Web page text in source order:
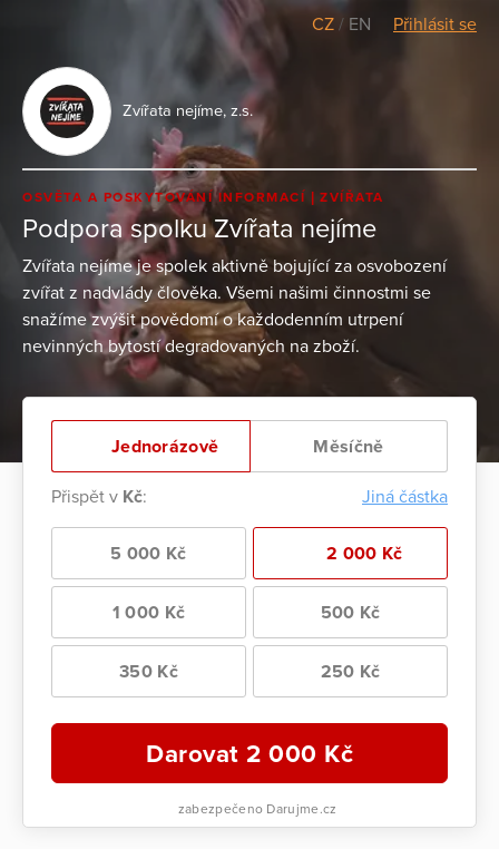
CZ / EN Přihlásit se
Zvířata nejíme, z.s.
OSVĚTA A POSKYTOVÁNÍ INFORMACÍ ZVÍŘATA
Podpora spolku Zvířata nejíme
Zvířata nejíme je spolek aktivně bojující za osvobození
zvířat z nadvlády člověka. Všemi našimi činnostmi se
snažíme zvýšit povědomí o každodenním utrpení
nevinných bytostí degradovaných na zboží.
Jednorázově Měsíčně
Přispět v Kč: Jiná částka
5 000 Kč 2 000 Kč
1 000 Kč 500 Kč
350 Kč 250 Kč
Darovat 2 000 Kč
zabezpečeno Darujme.cz